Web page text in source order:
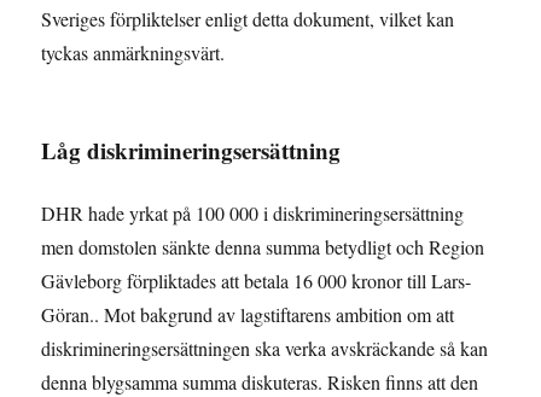
Sveriges förpliktelser enligt detta dokument, vilket kan
tyckas anmärkningsvärt.
Låg diskrimineringsersättning
DHR hade yrkat på 100 000 i diskrimineringsersättning
men domstolen sänkte denna summa betydligt och Region
Gävleborg förpliktades att betala 16 000 kronor till Lars-
Göran.. Mot bakgrund av lagstiftarens ambition om att
diskrimineringsersättningen ska verka avskräckande så kan
denna blygsamma summa diskuteras. Risken finns att den